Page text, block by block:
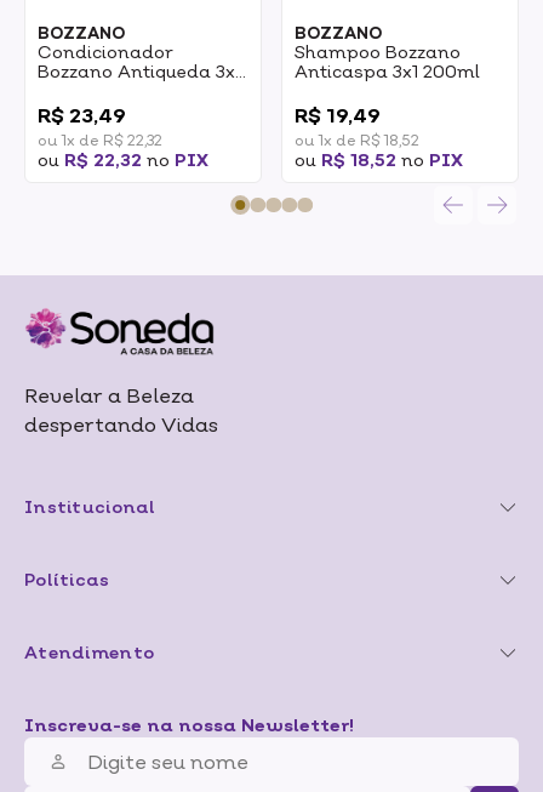
BOZZANO
Condicionador
Bozzano Antiqueda 3x1
R$ 23,49
ou 1x de R$ 22,32
ou R$ 22,32 no PIX
BOZZANO
Shampoo Bozzano
Anticaspa 3x1 200ml
R$ 19,49
ou 1x de R$ 18,52
ou R$ 18,52 no PIX
Revelar a Beleza
despertando Vidas
Institucional
Políticas
Atendimento
Inscreva-se na nossa Newsletter!